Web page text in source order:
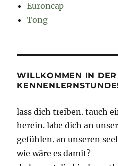
Euroncap
Tong
WILLKOMMEN IN
KENNENLERNSTUNDE!
lass dich treiben. tauch
herein. labe dich an
gefühlen. an unseren
wie wäre es damit?